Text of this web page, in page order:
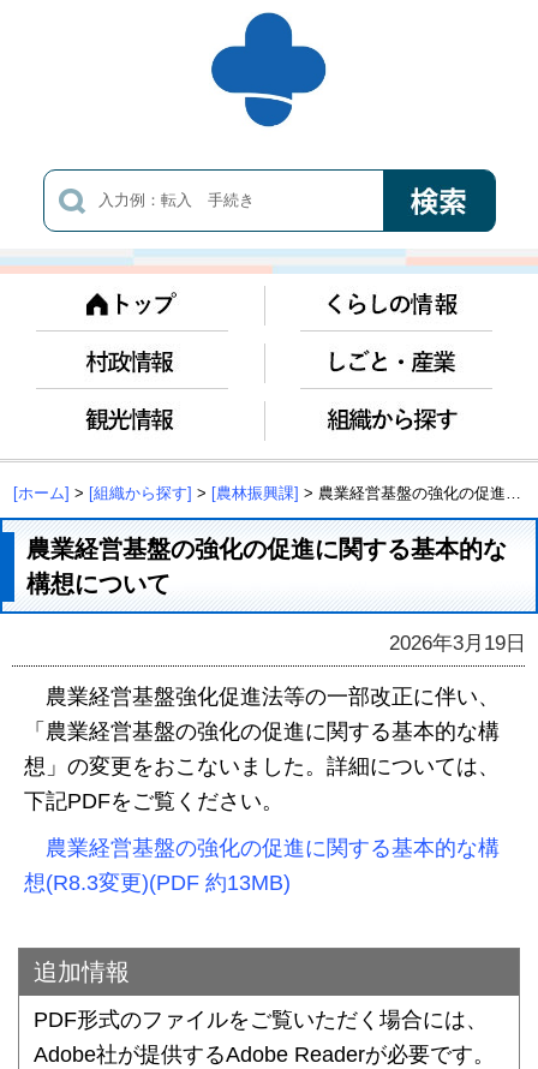
[ホーム] > [組織から探す] > [農林振興課] > 農業経営基盤の強化の促進に関する基本的な構想について
農業経営基盤の強化の促進に関する基本的な
構想について
2026年3月19日
農業経営基盤強化促進法等の一部改正に伴い、
「農業経営基盤の強化の促進に関する基本的な構
想」の変更をおこないました。詳細については、
下記PDFをご覧ください。
農業経営基盤の強化の促進に関する基本的な構
想(R8.3変更)(PDF 約13MB)
追加情報
PDF形式のファイルをご覧いただく場合には、
Adobe社が提供するAdobe Readerが必要です。